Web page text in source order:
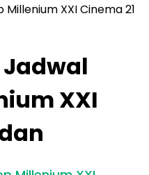
XXI Cinema 21
Jadwal
XXI